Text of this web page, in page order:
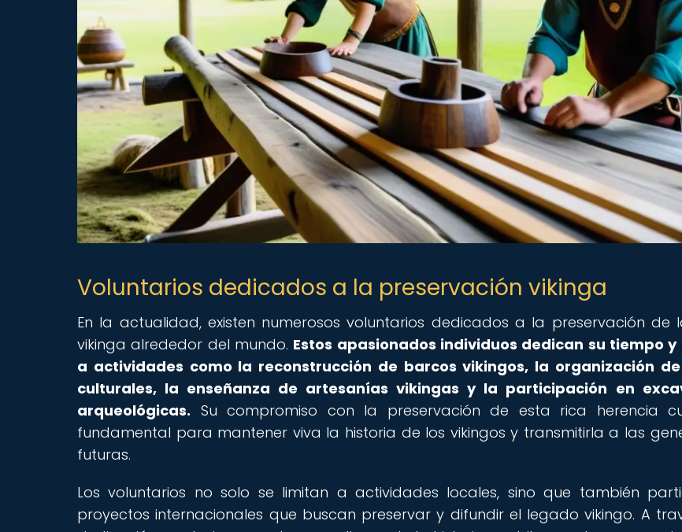
Voluntarios dedicados a la preservación vikinga
En la actualidad, existen numerosos voluntarios dedicados a la preservación de
vikinga alrededor del mundo. Estos apasionados individuos dedican su tiempo y
a actividades como la reconstrucción de barcos vikingos, la organización
culturales, la enseñanza de artesanías vikingas y la participación en
arqueológicas. Su compromiso con la preservación de esta rica herencia
fundamental para mantener viva la historia de los vikingos y transmitirla a las
futuras.
Los voluntarios no solo se limitan a actividades locales, sino que también
proyectos internacionales que buscan preservar y difundir el legado vikingo. A